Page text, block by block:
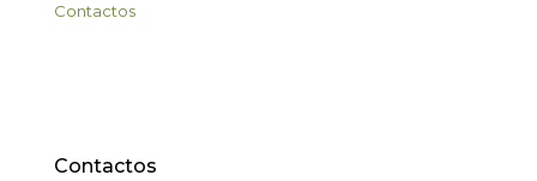
Contactos
Contactos